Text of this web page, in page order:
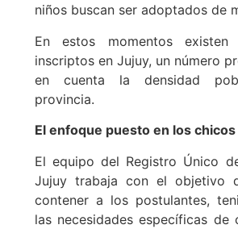
niños buscan ser adoptados de
En estos momentos existen
inscriptos en Jujuy, un número
en cuenta la densidad
provincia.
El enfoque puesto en los chicos
El equipo del Registro Único
Jujuy trabaja con el objetivo
contener a los postulantes,
las necesidades específicas de